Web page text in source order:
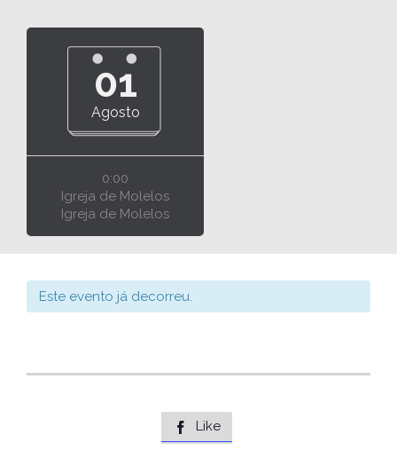
01
Agosto
0:00
Igreja de Molelos
Igreja de Molelos
Este evento já decorreu.
 Like